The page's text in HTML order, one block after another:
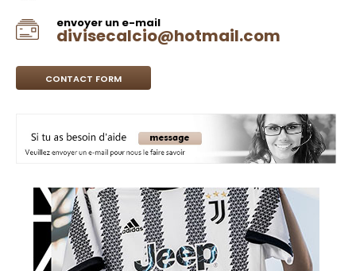
envoyer un e-mail
divisecalcio@hotmail.com
CONTACT FORM